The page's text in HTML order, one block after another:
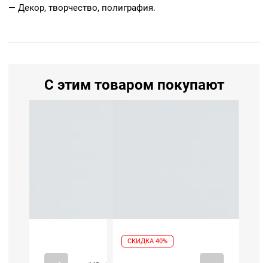
— Декор, творчество, полиграфия.
С этим товаром покупают